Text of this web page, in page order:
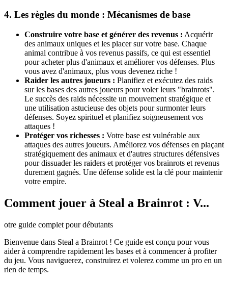
4. Les règles du monde : Mécanismes de base
Construire votre base et générer des revenus : Acquérir
des animaux uniques et les placer sur votre base. Chaque
animal contribue à vos revenus passifs, ce qui est essentiel
pour acheter plus d'animaux et améliorer vos défenses. Plus
vous avez d'animaux, plus vous devenez riche !
Raider les autres joueurs : Planifiez et exécutez des raids
sur les bases des autres joueurs pour voler leurs "brainrots".
Le succès des raids nécessite un mouvement stratégique et
une utilisation astucieuse des objets pour surmonter leurs
défenses. Soyez spirituel et planifiez soigneusement vos
attaques !
Protéger vos richesses : Votre base est vulnérable aux
attaques des autres joueurs. Améliorez vos défenses en plaçant
stratégiquement des animaux et d'autres structures défensives
pour dissuader les raiders et protéger vos brainrots et revenus
durement gagnés. Une défense solide est la clé pour maintenir
votre empire.
Comment jouer à Steal a Brainrot : V...
otre guide complet pour débutants
Bienvenue dans Steal a Brainrot ! Ce guide est conçu pour vous
aider à comprendre rapidement les bases et à commencer à profiter
du jeu. Vous naviguerez, construirez et volerez comme un pro en un
rien de temps.